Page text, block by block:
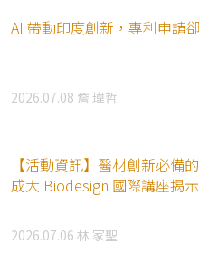
AI 帶動印度創新，專利申請
2026.07.08 詹 瑋哲
【活動資訊】醫材創新必備
成大 Biodesign 國際講座揭
2026.07.06 林 家聖